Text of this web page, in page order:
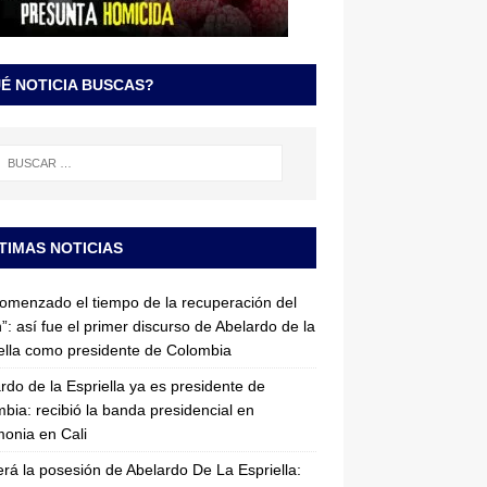
NOTICIA BUSCAS?
NOTICIAS
el tiempo de la recuperación del
así fue el primer discurso de Abelardo de la
como presidente de Colombia
de la Espriella ya es presidente de
recibió la banda presidencial en
en Cali
la posesión de Abelardo De La Espriella: